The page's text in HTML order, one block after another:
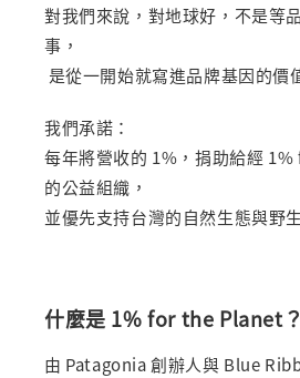
對我們來說，對地球好，不是等
事，
是從一開始就寫進品牌基因的價
我們承諾：
每年將營收的 1%，捐助給經
的公益組織，
並優先支持台灣的自然生態與野
什麼是 1% for the Planet？
由 Patagonia 創辦人與 Blue